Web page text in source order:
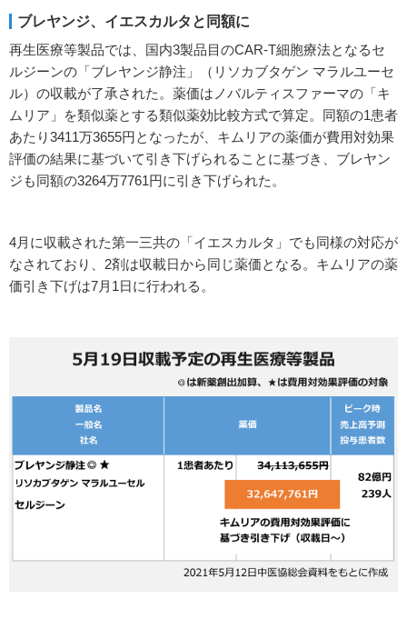
ブレヤンジ、イエスカルタと同額に
再生医療等製品では、国内3製品目のCAR-T細胞療法となるセ
ルジーンの「ブレヤンジ静注」（リソカブタゲン マラルユーセ
ル）の収載が了承された。薬価はノバルティスファーマの「キ
ムリア」を類似薬とする類似薬効比較方式で算定。同額の1患者
あたり3411万3655円となったが、キムリアの薬価が費用対効果
評価の結果に基づいて引き下げられることに基づき、ブレヤン
ジも同額の3264万7761円に引き下げられた。
4月に収載された第一三共の「イエスカルタ」でも同様の対応が
なされており、2剤は収載日から同じ薬価となる。キムリアの薬
価引き下げは7月1日に行われる。